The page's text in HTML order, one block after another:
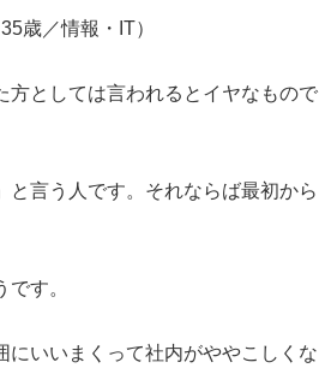
歳／情報・IT）
方としては言われるとイヤなもので
と言う人です。それならば最初から
す。
にいいまくって社内がややこしくな